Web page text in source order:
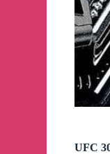
UFC